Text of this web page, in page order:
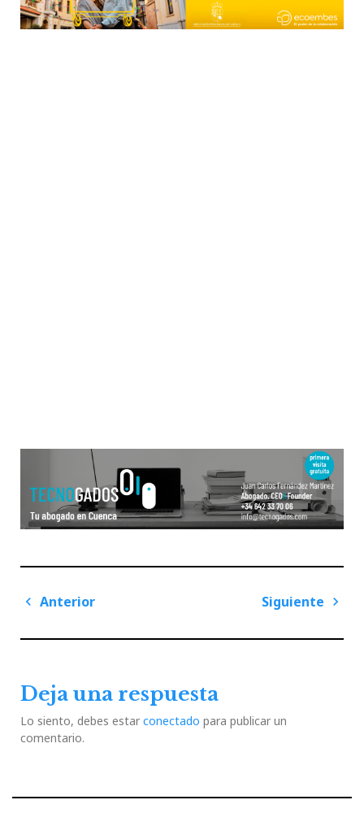
Navegación
entradas
Anterior
Siguiente
Deja una respuesta
Lo siento, debes estar conectado para publicar un
comentario.